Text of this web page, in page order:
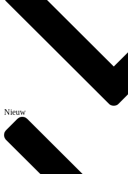
Nieuw